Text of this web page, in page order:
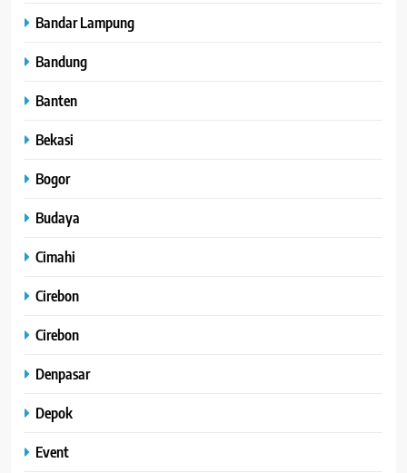
Bandar Lampung
Bandung
Banten
Bekasi
Bogor
Budaya
Cimahi
Cirebon
Cirebon
Denpasar
Depok
Event